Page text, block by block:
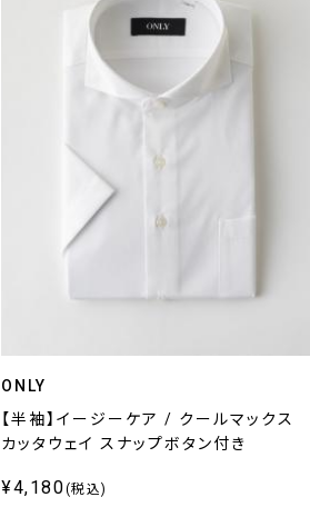
ONLY
【半袖】イージーケア / クールマックス
カッタウェイ スナップボタン付き
¥4,180(税込)